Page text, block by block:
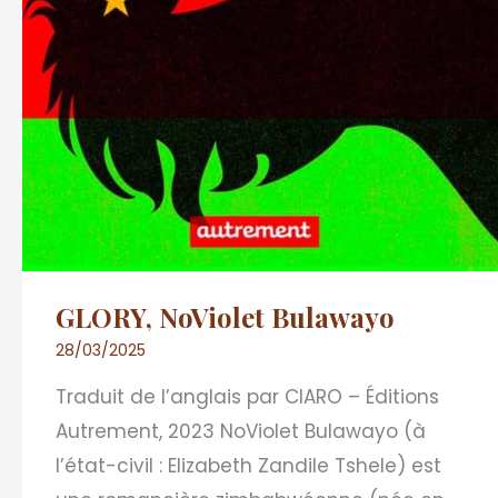
GLORY, NoViolet Bulawayo
28/03/2025
Traduit de l’anglais par CIARO – Éditions
Autrement, 2023 NoViolet Bulawayo (à
l’état-civil : Elizabeth Zandile Tshele) est